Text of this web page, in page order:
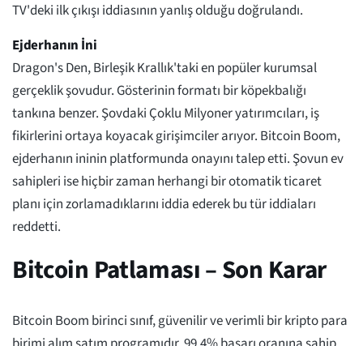
TV'deki ilk çıkışı iddiasının yanlış olduğu doğrulandı.
Ejderhanın İni
Dragon's Den, Birleşik Krallık'taki en popüler kurumsal
gerçeklik şovudur. Gösterinin formatı bir köpekbalığı
tankına benzer. Şovdaki Çoklu Milyoner yatırımcıları, iş
fikirlerini ortaya koyacak girişimciler arıyor. Bitcoin Boom,
ejderhanın ininin platformunda onayını talep etti. Şovun ev
sahipleri ise hiçbir zaman herhangi bir otomatik ticaret
planı için zorlamadıklarını iddia ederek bu tür iddiaları
reddetti.
Bitcoin Patlaması – Son Karar
Bitcoin Boom birinci sınıf, güvenilir ve verimli bir kripto para